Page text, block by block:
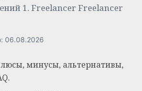
1. Freelancer Freelancer
06.08.2026
минусы, альтернативы,